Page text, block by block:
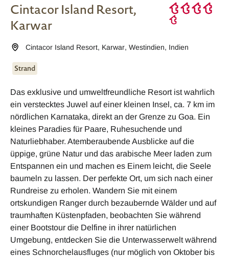
Cintacor Island Resort,
Karwar
Cintacor Island Resort, Karwar,Westindien, Indien
Strand
Das exklusive und umweltfreundliche Resort ist wahrlich
ein verstecktes Juwel auf einer kleinen Insel, ca. 7 km im
nördlichen Karnataka, direkt an der Grenze zu Goa. Ein
kleines Paradies für Paare, Ruhesuchende und
Naturliebhaber. Atemberaubende Ausblicke auf die
üppige, grüne Natur und das arabische Meer laden zum
Entspannen ein und machen es Einem leicht, die Seele
baumeln zu lassen. Der perfekte Ort, um sich nach einer
Rundreise zu erholen. Wandern Sie mit einem
ortskundigen Ranger durch bezaubernde Wälder und auf
traumhaften Küstenpfaden, beobachten Sie während
einer Bootstour die Delfine in ihrer natürlichen
Umgebung, entdecken Sie die Unterwasserwelt während
eines Schnorchelausfluges (nur möglich von Oktober bis